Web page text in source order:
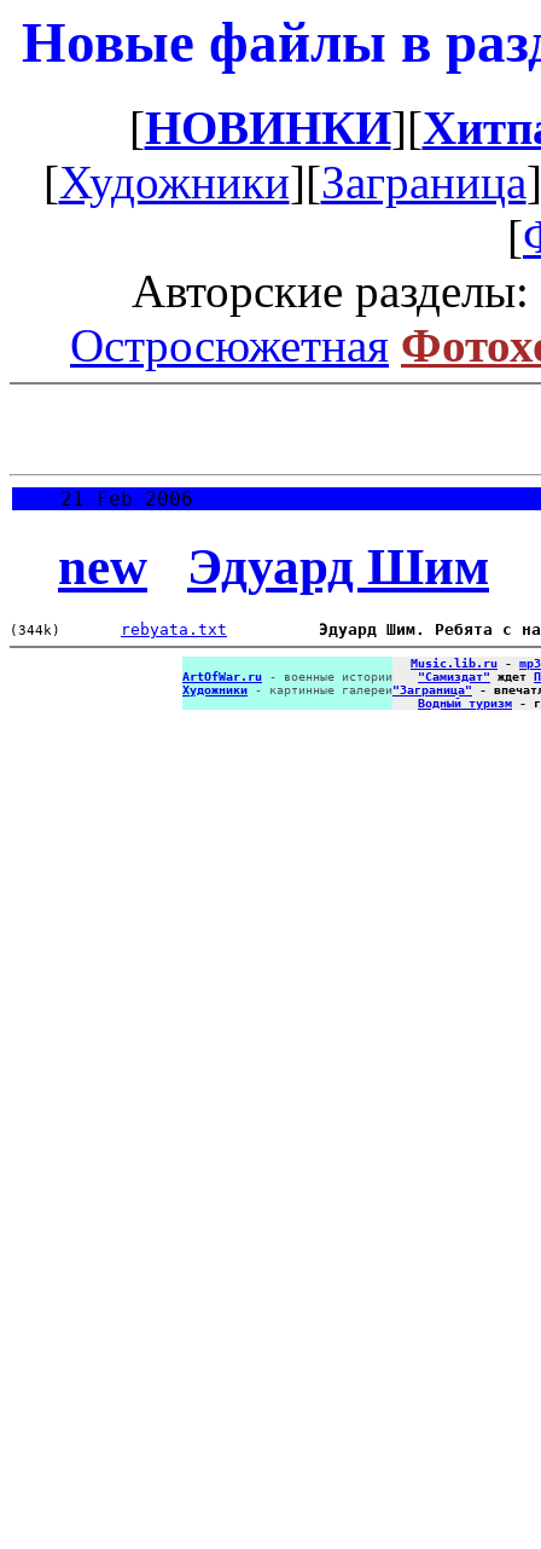
Новые файлы в
[НОВИНКИ][
[Художники][Заграница
[
Авторские разделы:
Остросюжетная
21 Feb 2006
new Эдуард Шим
(344k) rebyata.txt Эдуард Шим. Ребята с
ArtOfWar.ru - военные истории
Художники - картинные галереи
Music.lib.ru - mp3
"Самиздат" ждет
"Заграница" -
Водный туризм -